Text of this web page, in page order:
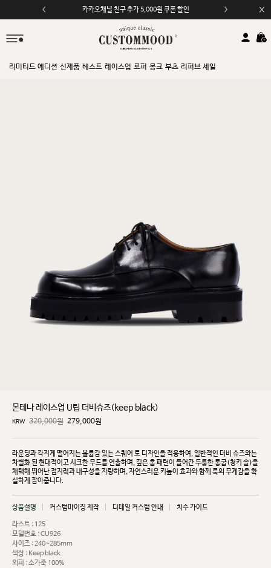
카카오채널 친구 추가 5,000원 쿠폰 할인
모바일 앱 자동 2,000원 할인
리미티드 에디션 신제품 베스트 레이스업 로퍼 몽크 부츠 리퍼브 세일
몬테나 레이스업 U팁 더비슈즈(keep black)
KRW 320,000원 279,000원
라운딩과 각지게 떨어지는 볼륨감 있는 스퀘어 토 디자인을 적용하여, 일반적인 더비 슈즈와는
차별화된 현대적이고 시크한 무드를 연출하며, 깊은 홈 패턴이 들어간 두툼한 통굽(청키 솔)을
채택해 뛰어난접지력과 내구성을 자랑하며, 자연스러운 키높이 효과와 함께 룩의 무게감을 확
실하게 잡아줍니다.
상품설명 커스텀마이징 제작 디테일 커스텀 안내 치수 가이드
라스트 : 125
모델번호 : CU926
사이즈 : 240~285mm
색상 : Keep black
외피 : 소가죽 100%